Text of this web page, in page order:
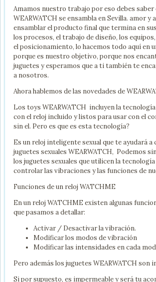
Amamos nuestro trabajo por eso debes saber
WEARWATCH se ensambla en Sevilla. amor y
ensamblar el producto final que termina en
los procesos, el trabajo de diseño, los
el posicionamiento, lo hacemos todo aquí en
porque es nuestro objetivo, porque nos
juguetes y esperamos que a ti también te
a nosotros.
Ahora hablemos de las novedades de
Los toys WEARWATCH incluyen la
con el reloj incluido y listos para usar con el
sin el. Pero es que es esta tecnología?
Es un reloj inteligente sexual que te ayudará
juguetes sexuales WEARWATCH, Podemos
los juguetes sexuales que utilicen la
controlar las vibraciones y las funciones de
Funciones de un reloj WATCHME
En un reloj WATCHME existen algunas
que pasamos a detallar:
Activar / Desactivar la vibración.
Modificar los modos de vibración
Modificar las intensidades en cada
Pero además los juguetes WEARWATCH son
Si por supuesto, es impermeable y será tu